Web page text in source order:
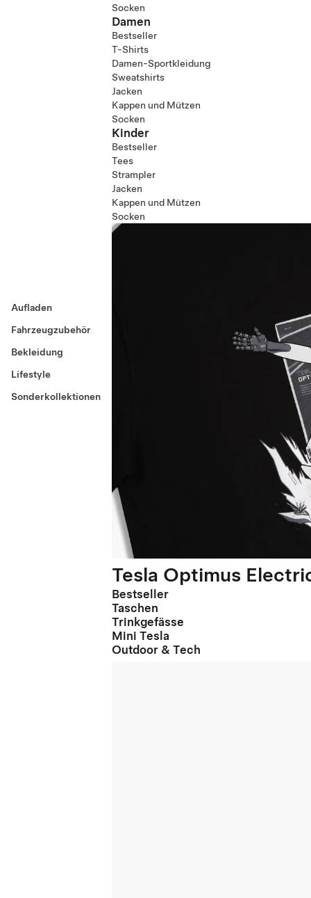
Aufladen
Fahrzeugzubehör
Bekleidung
Lifestyle
Sonderkollektionen
Socken
Damen
Bestseller
T-Shirts
Damen-Sportkleidung
Sweatshirts
Jacken
Kappen und Mützen
Socken
Kinder
Bestseller
Tees
Strampler
Jacken
Kappen und Mützen
Socken
Tesla Optimus
Bestseller
Taschen
Trinkgefässe
Mini Tesla
Outdoor & Tech